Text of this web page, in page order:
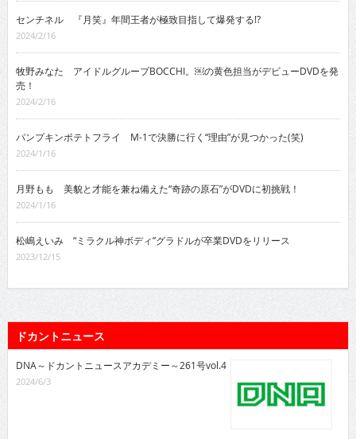
センチネル 『月笑』年間王者が極致目指して爆発する!?
2024/2/16
牧野みなた アイドルグループBOCCHI。￼の黄色担当がデビューDVDを発
売！
2024/2/16
パンプキンポテトフライ M-1で決勝に行く“理由”が見つかった(笑)
2024/1/16
月野もも 美貌と才能を兼ね備えた“奇跡の原石”がDVDに初挑戦！
2024/1/16
松嶋えいみ “ミラクル神ボディ”グラドルが卒業DVDをリリース
2023/12/15
ドカントニュース
DNA～ドカントニュースアカデミー～261号vol.4
2024/6/3